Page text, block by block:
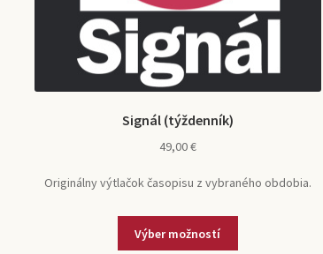
Signál (týždenník)
49,00€
Originálny výtlačok časopisu z vybraného obdobia.